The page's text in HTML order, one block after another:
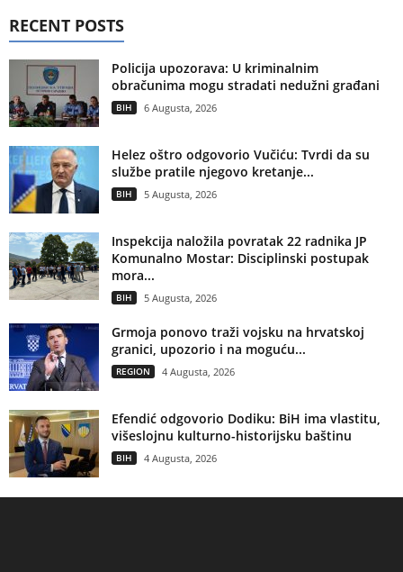
RECENT POSTS
Policija upozorava: U kriminalnim
obračunima mogu stradati nedužni građani
BIH 6 Augusta, 2026
Helez oštro odgovorio Vučiću: Tvrdi da su
službe pratile njegovo kretanje...
BIH 5 Augusta, 2026
Inspekcija naložila povratak 22 radnika JP
Komunalno Mostar: Disciplinski postupak
mora...
BIH 5 Augusta, 2026
Grmoja ponovo traži vojsku na hrvatskoj
granici, upozorio i na moguću...
REGION 4 Augusta, 2026
Efendić odgovorio Dodiku: BiH ima vlastitu,
višeslojnu kulturno-historijsku baštinu
BIH 4 Augusta, 2026